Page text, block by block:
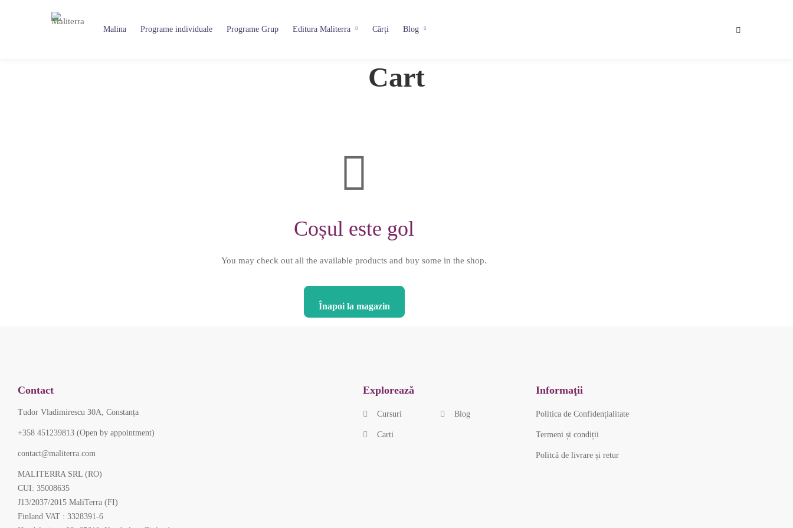
Malina Programe individuale Programe Grup Editura Maliterra Cărți Blog
Cart
Home
Coșul este gol
You may check out all the available products and buy some in the shop.
Înapoi la magazin
Contact
Tudor Vladimirescu 30A, Constanța
+358 451239813 (Open by appointment)
contact@maliterra.com
MALITERRA SRL (RO)
CUI: 35008635
J13/2037/2015 MaliTerra (FI)
Finland VAT : 3328391-6
Explorează
Cursuri Blog
Carti
Informaţii
Politica de Confidențialitate
Termeni și condiții
Politcă de livrare și retur